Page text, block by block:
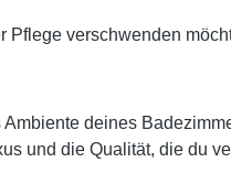
verschwenden
deines
und die Qualität, die du